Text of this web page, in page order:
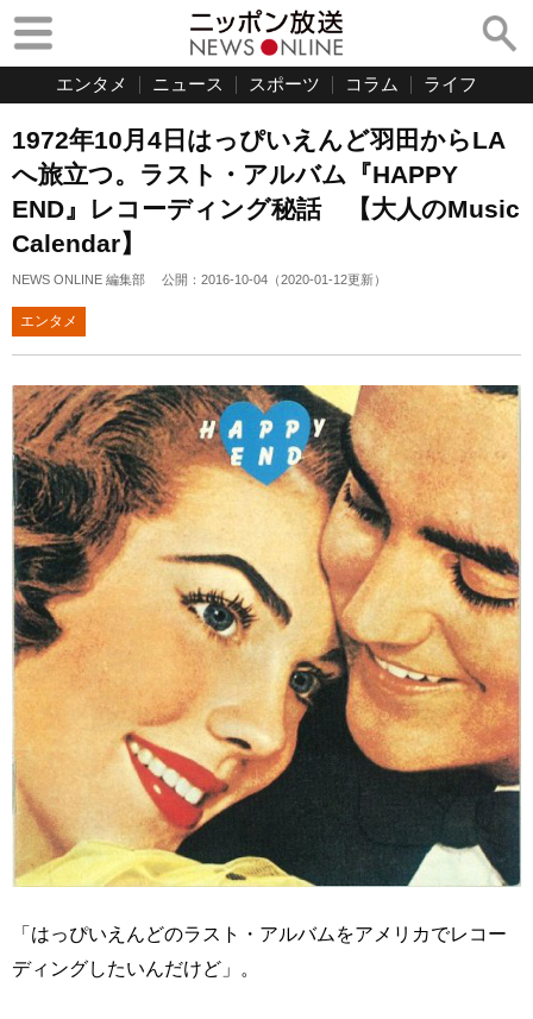
エンタメ ニュース スポーツ コラム ライフ
1972年10月4日はっぴいえんど羽田からLA
へ旅立つ。ラスト・アルバム『HAPPY
END』レコーディング秘話 【大人のMusic
Calendar】
NEWS ONLINE 編集部 公開： 2016-10-04 （2020-01-12更新）
エンタメ
「はっぴいえんどのラスト・アルバムをアメリカでレコー
ディングしたいんだけど」。